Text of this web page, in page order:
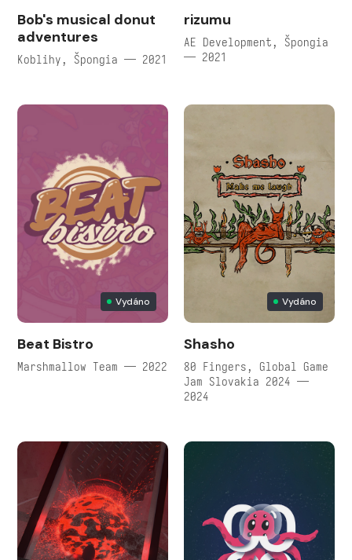
Bob's musical donut
adventures
Koblihy, Špongia — 2021
rizumu
AE Development, Špongia
— 2021
Vydáno
Beat Bistro
Marshmallow Team — 2022
Vydáno
Shasho
80 Fingers, Global Game
Jam Slovakia 2024 —
2024